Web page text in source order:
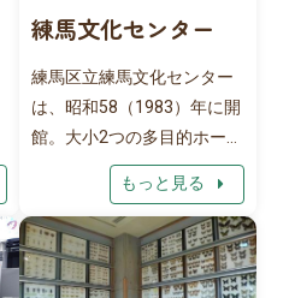
から大人まで幅広い世代に
お楽しみいただけます。さ
らに、ミュージアムショッ
プではさまざまなキャラク
ターグッズを販売しており
駐輪場はありませんので公
共の交通機関をご利用くだ
さい。
練馬文化センター
練馬区立練馬文化センター
は、昭和58（1983）年に開
館。大小2つの多目的ホール
をはじめ、ギャラリー、リ
ハーサル室、集会室などを
併設した練馬区の文化発信
拠点です。コンサートや演
劇、伝統芸能やバレエなど
もっと見る arrow_right